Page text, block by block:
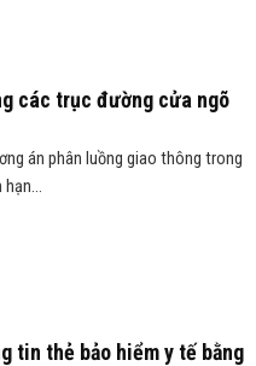
các trục đường cửa ngõ
án phân luồng giao thông trong
hạn...
tin thẻ bảo hiểm y tế bằng